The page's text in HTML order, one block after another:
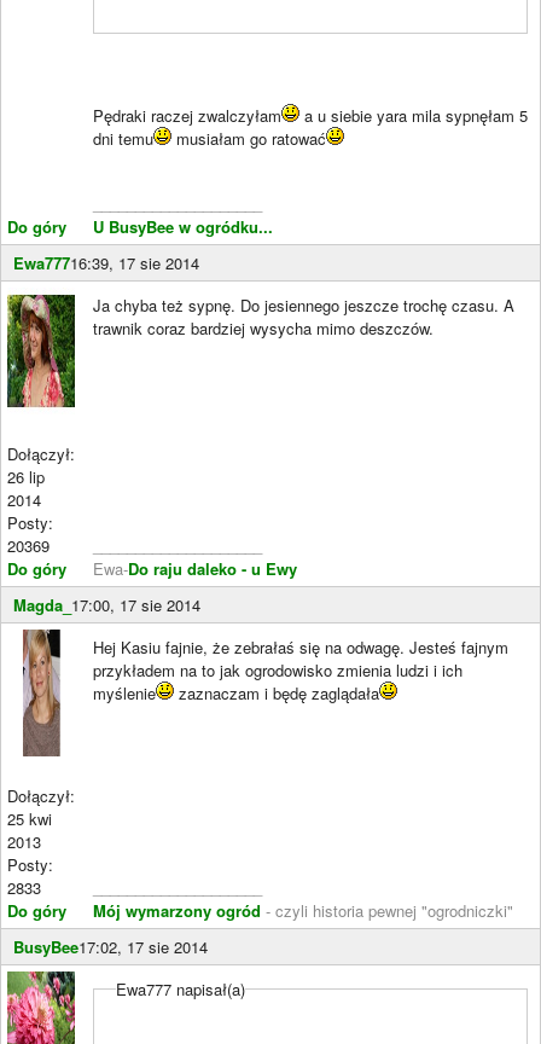
Do góry
Pędraki raczej zwalczyłam
a u siebie yara mila sypnęłam 5
dni temu
musiałam go ratować
U BusyBee w ogródku...
Ewa77716:39, 17 sie 2014
Dołączył:
26 lip
2014
Posty:
20369
Do góry
Ja chyba też sypnę. Do jesiennego jeszcze trochę czasu. A
trawnik coraz bardziej wysycha mimo deszczów.
Ewa-Do raju daleko - u Ewy
Magda_ 17:00, 17 sie 2014
Dołączył:
25 kwi
2013
Posty:
2833
Do góry
Hej Kasiu fajnie, że zebrałaś się na odwagę. Jesteś fajnym
przykładem na to jak ogrodowisko zmienia ludzi i ich
myślenie
zaznaczam i będę zaglądała
Mój wymarzony ogród - czyli historia pewnej "ogrodniczki"
BusyBee17:02, 17 sie 2014
Ewa777 napisał(a)